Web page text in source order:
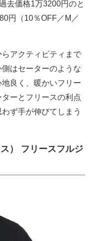
去価格1万3200円のと
円（10％OFF／M／
アクティビティまで
はセーターのような
良く、暖かいフリー
ーとフリースの利点
ず手が伸びてしまう
） フリースフルジ